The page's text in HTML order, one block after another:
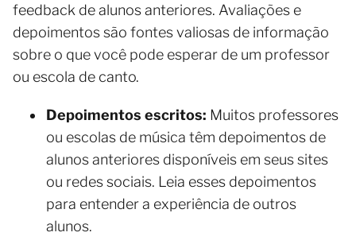
feedback de alunos anteriores. Avaliações e
depoimentos são fontes valiosas de informação
sobre o que você pode esperar de um professor
ou escola de canto.
Depoimentos escritos: Muitos professores
ou escolas de música têm depoimentos de
alunos anteriores disponíveis em seus sites
ou redes sociais. Leia esses depoimentos
para entender a experiência de outros
alunos.